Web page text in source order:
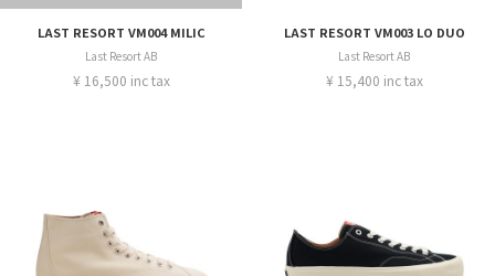
LAST RESORT VM004 MILIC
Last Resort AB
¥ 16,500 inc tax
LAST RESORT VM003 LO DUO
Last Resort AB
¥ 15,400 inc tax